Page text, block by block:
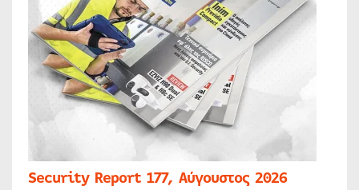
Security Report 177, Αύγουστος 2026